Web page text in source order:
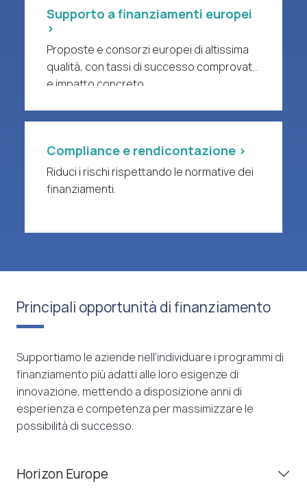
Supporto a finanziamenti europei
>
Proposte e consorzi europei di altissima
qualità, con tassi di successo comprovati
e impatto concreto.
Compliance e rendicontazione >
Riduci i rischi rispettando le normative dei
finanziamenti.
Principali opportunità di finanziamento
Supportiamo le aziende nell’individuare i programmi di
finanziamento più adatti alle loro esigenze di
innovazione, mettendo a disposizione anni di
esperienza e competenza per massimizzare le
possibilità di successo.
Horizon Europe